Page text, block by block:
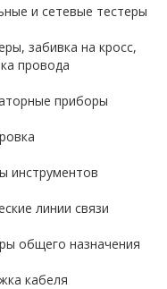
и сетевые тестеры
забивка на кросс,
провода
приборы
инструментов
линии связи
общего назначения
кабеля